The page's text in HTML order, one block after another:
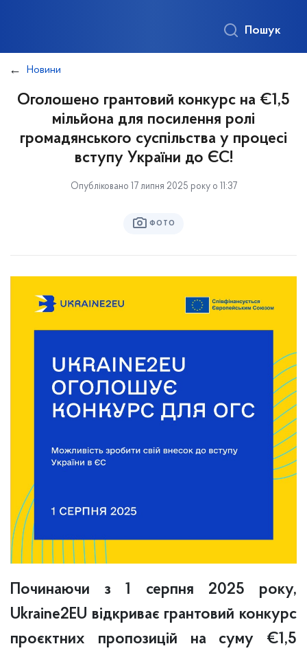
Пошук
Новини
Оголошено грантовий конкурс на €1,5
мільйона для посилення ролі
громадянського суспільства у процесі
вступу України до ЄС!
Опубліковано 17 липня 2025 року о 11:37
ФОТО
Починаючи з 1 серпня 2025 року,
Ukraine2EU відкриває грантовий конкурс
проєктних пропозицій на суму €1,5